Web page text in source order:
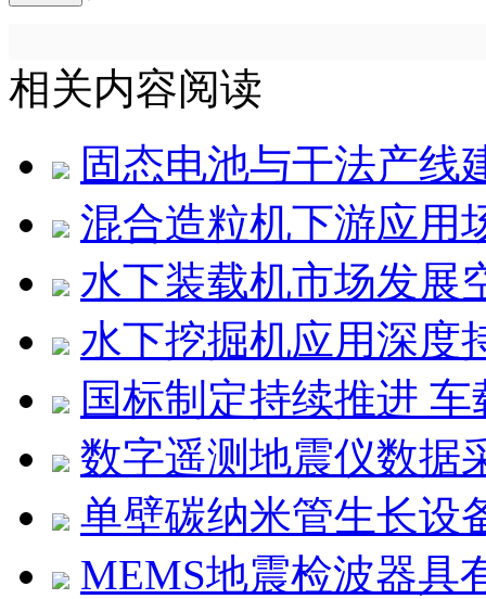
相关内容阅读
固态电池与干法产线
混合造粒机下游应用
水下装载机市场发展
水下挖掘机应用深度
国标制定持续推进
数字遥测地震仪数据
单壁碳纳米管生长设
MEMS地震检波器具